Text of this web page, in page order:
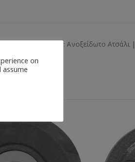
Δαχτυλιδιού: Ανοξείδωτο
on